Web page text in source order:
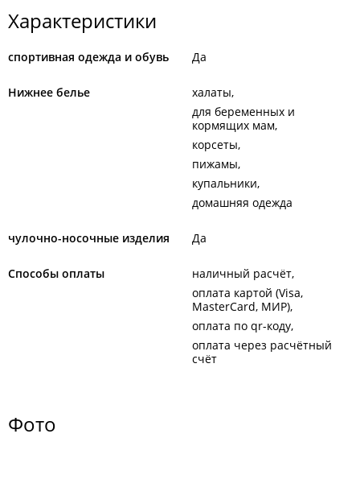
Характеристики
спортивная одежда и обувь Да
Нижнее белье
халаты
для беременных и
кормящих мам
корсеты
пижамы
купальники
домашняя одежда
чулочно-носочные изделия Да
Способы оплаты
наличный расчёт
оплата картой (Visa,
MasterCard, МИР)
оплата по qr-коду
оплата через расчётный
счёт
Фото